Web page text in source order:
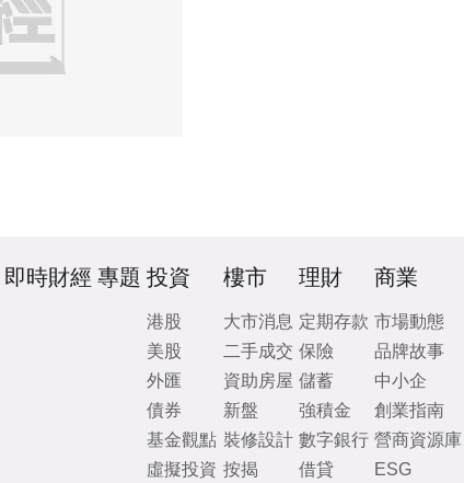
即時財經 專題 投資
港股
美股
外匯
債券
基金觀點
虛擬投資
樓市
大市消息
二手成交
資助房屋
新盤
裝修設計
按揭
理財
定期存款
保險
儲蓄
強積金
數字銀行
借貸
商業
市場動態
品牌故事
中小企
創業指南
營商資源庫
ESG